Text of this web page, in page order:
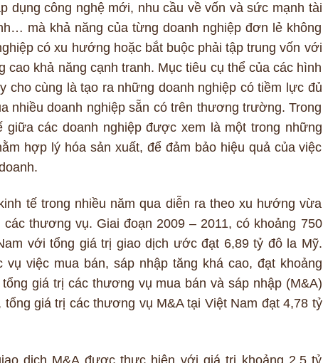
dụng công nghệ mới, nhu cầu về vốn và sức mạnh tài
mà khả năng của từng doanh nghiệp đơn lẻ không
có xu hướng hoặc bắt buộc phải tập trung vốn với
cao khả năng cạnh tranh. Mục tiêu cụ thể của các hình
cho cùng là tạo ra những doanh nghiệp có tiềm lực đủ
nhiều doanh nghiệp sẵn có trên thương trường. Trong
các doanh nghiệp được xem là một trong những
hợp lý hóa sản xuất, để đảm bảo hiệu quả của việc
tế trong nhiều năm qua diễn ra theo xu hướng vừa
thương vụ. Giai đoạn 2009 – 2011, có khoảng 750
với tổng giá trị giao dịch ước đạt 6,89 tỷ đô la Mỹ.
việc mua bán, sáp nhập tăng khá cao, đạt khoảng
giá trị các thương vụ mua bán và sáp nhập (M&A)
giá trị các thương vụ M&A tại Việt Nam đạt 4,78 tỷ
dịch M&A được thực hiện với giá trị khoảng 2,5 tỷ